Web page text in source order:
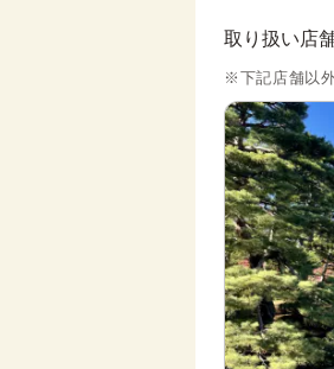
取り扱い店
※下記店舗以